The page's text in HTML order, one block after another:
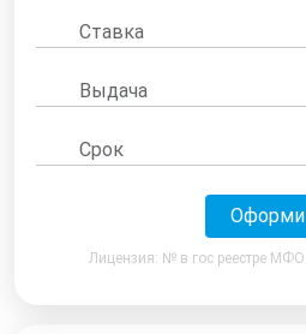
Ставка
Выдача
Срок
Лицензия: № в гос реестре